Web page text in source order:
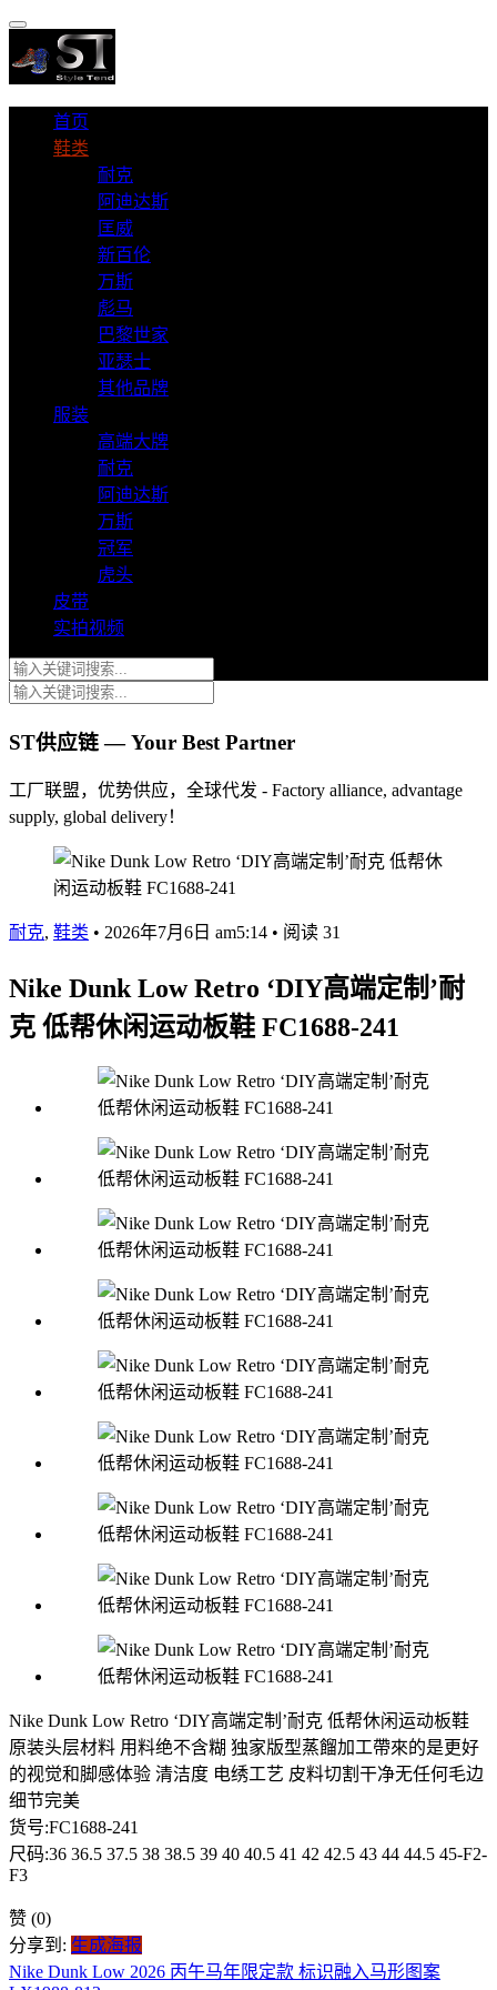
首页
鞋类
耐克
阿迪达斯
匡威
新百伦
万斯
彪马
巴黎世家
亚瑟士
其他品牌
服装
高端大牌
耐克
阿迪达斯
万斯
冠军
虎头
皮带
实拍视频
ST供应链 — Your Best Partner
工厂联盟，优势供应，全球代发 - Factory alliance, advantage
supply, global delivery！
耐克, 鞋类 • 2026年7月6日 am5:14 • 阅读 31
Nike Dunk Low Retro ‘DIY高端定制’耐
克 低帮休闲运动板鞋 FC1688-241
Nike Dunk Low Retro ‘DIY高端定制’耐克 低帮休闲运动板鞋
原装头层材料 用料绝不含糊 独家版型蒸餾加工帶來的是更好
的视觉和脚感体验 清洁度 电绣工艺 皮料切割干净无任何毛边
细节完美
货号:FC1688-241
尺码:36 36.5 37.5 38 38.5 39 40 40.5 41 42 42.5 43 44 44.5 45-F2-
F3
赞 (0)
分享到: 生成海报
Nike Dunk Low 2026 丙午马年限定款 标识融入马形图案